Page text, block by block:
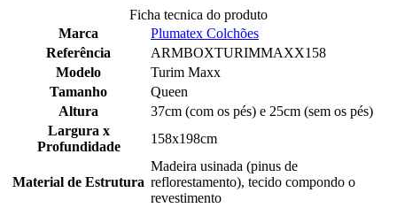
Ficha tecnica do produto
Marca
Plumatex Colchões
Referência
ARMBOXTURIMMAXX158
Modelo
Turim Maxx
Tamanho
Queen
Altura
37cm (com os pés) e 25cm (sem os pés)
Largura x
Profundidade
158x198cm
Material de Estrutura
Madeira usinada (pinus de
reflorestamento), tecido compondo o
revestimento